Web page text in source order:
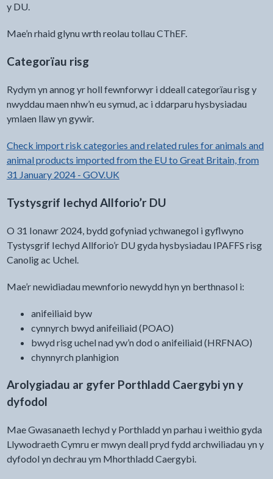
y DU.
Mae’n rhaid glynu wrth reolau tollau CThEF.
Categorïau risg
Rydym yn annog yr holl fewnforwyr i ddeall categorïau risg y
nwyddau maen nhw’n eu symud, ac i ddarparu hysbysiadau
ymlaen llaw yn gywir.
Check import risk categories and related rules for animals and
animal products imported from the EU to Great Britain, from
31 January 2024 - GOV.UK
Tystysgrif Iechyd Allforio’r DU
O 31 Ionawr 2024, bydd gofyniad ychwanegol i gyflwyno
Tystysgrif Iechyd Allforio’r DU gyda hysbysiadau IPAFFS risg
Canolig ac Uchel.
Mae’r newidiadau mewnforio newydd hyn yn berthnasol i:
anifeiliaid byw
cynnyrch bwyd anifeiliaid (POAO)
bwyd risg uchel nad yw’n dod o anifeiliaid (HRFNAO)
chynnyrch planhigion
Arolygiadau ar gyfer Porthladd Caergybi yn y
dyfodol
Mae Gwasanaeth Iechyd y Porthladd yn parhau i weithio gyda
Llywodraeth Cymru er mwyn deall pryd fydd archwiliadau yn y
dyfodol yn dechrau ym Mhorthladd Caergybi.